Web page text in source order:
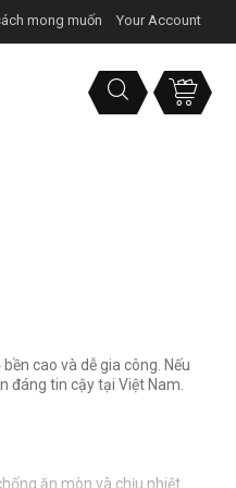
mong muốn Your Account
cao và dễ gia công. Nếu
đáng tin cậy tại Việt Nam.
ăn mòn và chịu nhiệt